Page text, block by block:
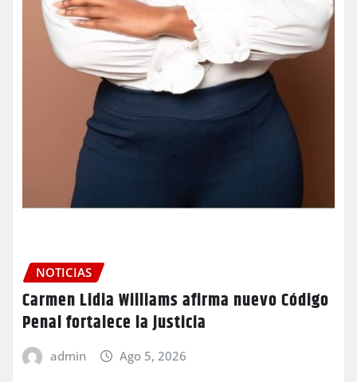
NOTICIAS
Carmen Lidia Williams afirma nuevo Código
Penal fortalece la justicia
admin Ago 5, 2026